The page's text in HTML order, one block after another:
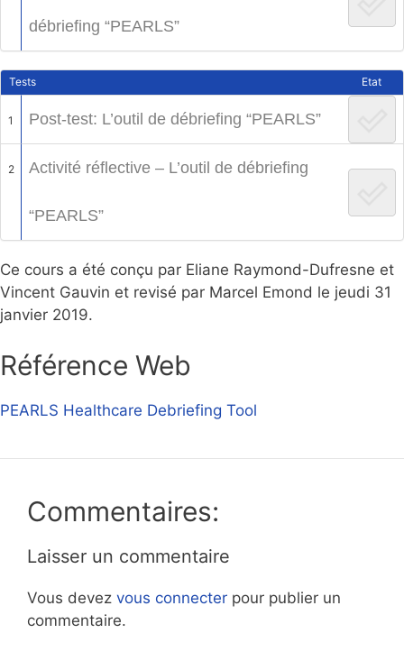
débriefing “PEARLS”
Tests Etat
1 Post-test: L’outil de débriefing “PEARLS”
2 Activité réflective – L’outil de débriefing
“PEARLS”
Ce cours a été conçu par Eliane Raymond-Dufresne et
Vincent Gauvin et revisé par Marcel Emond le jeudi 31
janvier 2019.
Référence Web
PEARLS Healthcare Debriefing Tool
Commentaires:
Laisser un commentaire
Vous devez vous connecter pour publier un
commentaire.